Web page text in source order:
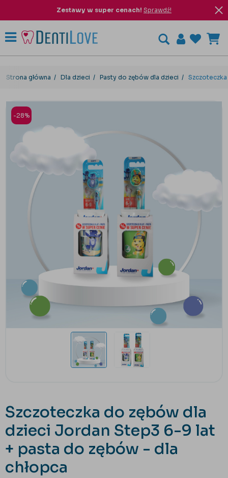
Zestawy w super cenach! Sprawdź!
Strona główna Dla dzieci Pasty do zębów dla dzieci
-28%
Szczoteczka do zębów dla
dzieci Jordan Step3 6-9 lat
+ pasta do zębów - dla
chłopca